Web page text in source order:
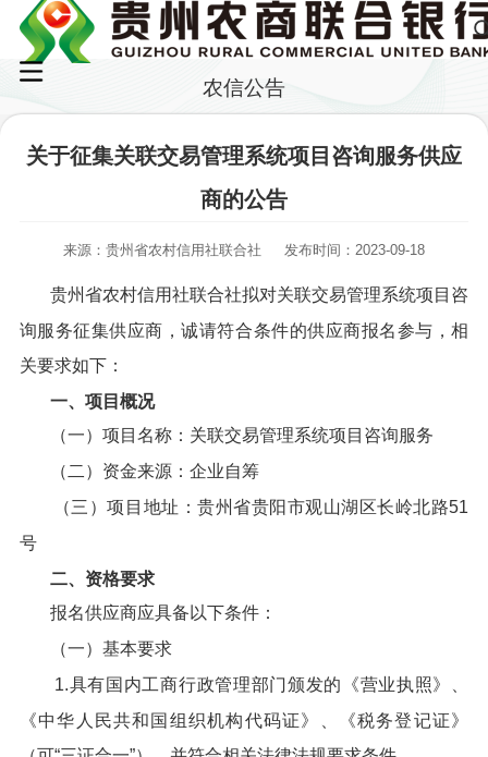
农信公告
关于征集关联交易管理系统项目咨询服务供应
商的公告
来源：贵州省农村信用社联合社 发布时间：2023-09-18
贵州省农村信用社联合社拟对关联交易管理系统项目咨
询服务征集供应商，诚请符合条件的供应商报名参与，相
关要求如下：
一、项目概况
（一）项目名称：关联交易管理系统项目咨询服务
（二）资金来源：企业自筹
（三）项目地址：贵州省贵阳市观山湖区长岭北路51
号
二、资格要求
报名供应商应具备以下条件：
（一）基本要求
1.具有国内工商行政管理部门颁发的《营业执照》、
《中华人民共和国组织机构代码证》、《税务登记证》